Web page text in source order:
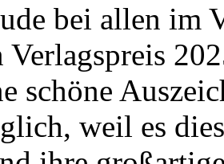
bei allen im
Verlagspreis
schöne
weil es